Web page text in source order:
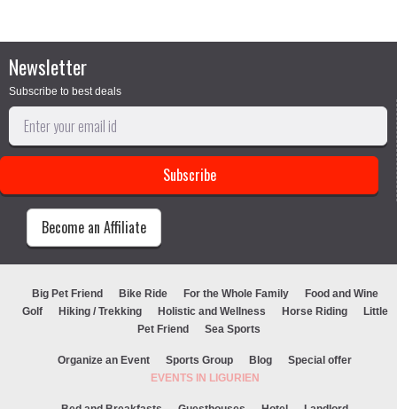
Newsletter
Subscribe to best deals
Become an Affiliate
Big Pet Friend Bike Ride For the Whole Family
Food and Wine
Golf
Hiking / Trekking Holistic and Wellness Horse Riding
Little
Pet Friend
Sea Sports
Organize an Event Sports Group Blog
Special offer
EVENTS IN LIGURIEN